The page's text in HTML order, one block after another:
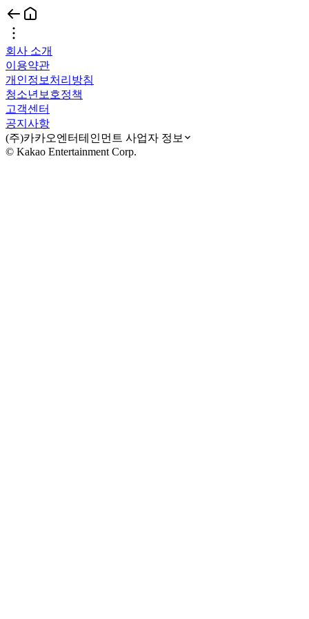
회사 소개
이용약관
개인정보처리방침
청소년보호정책
고객센터
공지사항
(주)카카오엔터테인먼트 사업자 정보
© Kakao Entertainment Corp.